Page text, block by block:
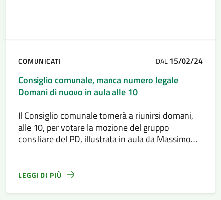
COMUNICATI DAL15/02/24
Consiglio comunale, manca numero legale
Domani di nuovo in aula alle 10
Il Consiglio comunale tornerà a riunirsi domani,
alle 10, per votare la mozione del gruppo
consiliare del PD, illustrata in aula da Massimo
LEGGI DI PIÙ